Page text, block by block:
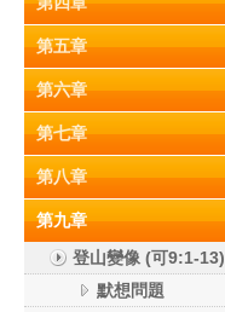
第五章
第六章
第七章
第八章
第九章
登山變像 (可9:1-13)
默想問題